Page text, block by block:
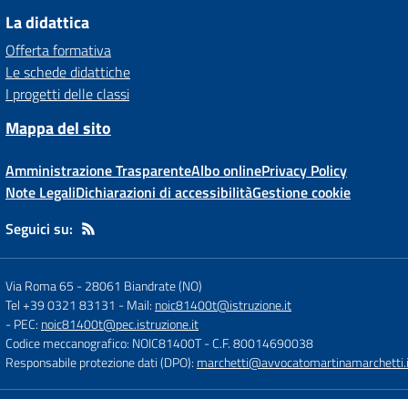
La didattica
Offerta formativa
Le schede didattiche
I progetti delle classi
Mappa del sito
Amministrazione TrasparenteAlbo onlinePrivacy Policy
Note LegaliDichiarazioni di accessibilitàGestione cookie
Seguici su:
Via Roma 65 -28061 Biandrate (NO)
Tel +39 0321 83131 - Mail: noic81400t@istruzione.it
- PEC: noic81400t@pec.istruzione.it
Codice meccanografico: NOIC81400T- C.F. 80014690038
Responsabile protezione dati (DPO):